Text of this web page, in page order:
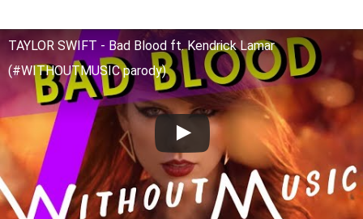
TAYLOR SWIFT - Bad Blood ft. Kendrick Lamar
(#WITHOUTMUSIC parody)